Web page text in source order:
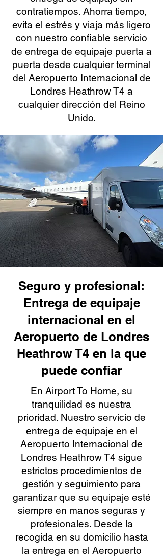
contratiempos. Ahorra tiempo,
evita el estrés y viaja más ligero
con nuestro confiable servicio
de entrega de equipaje puerta a
puerta desde cualquier terminal
del Aeropuerto Internacional de
Londres Heathrow T4 a
cualquier dirección del Reino
Unido.
Seguro y profesional:
Entrega de equipaje
internacional en el
Aeropuerto de Londres
Heathrow T4 en la que
puede confiar
En Airport To Home, su
tranquilidad es nuestra
prioridad. Nuestro servicio de
entrega de equipaje en el
Aeropuerto Internacional de
Londres Heathrow T4 sigue
estrictos procedimientos de
gestión y seguimiento para
garantizar que su equipaje esté
siempre en manos seguras y
profesionales. Desde la
recogida en su domicilio hasta
la entrega en el Aeropuerto